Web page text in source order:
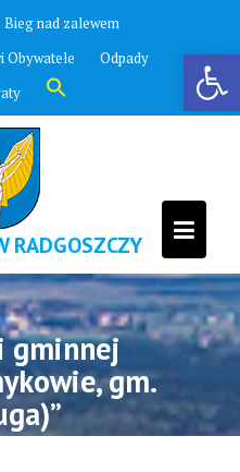
Otwórz pasek narzędzi
Bieg nad zalewem
Obywatele
Odpady
Search
for:
Search Button
RADGOSZCZY
gminnej
gm.